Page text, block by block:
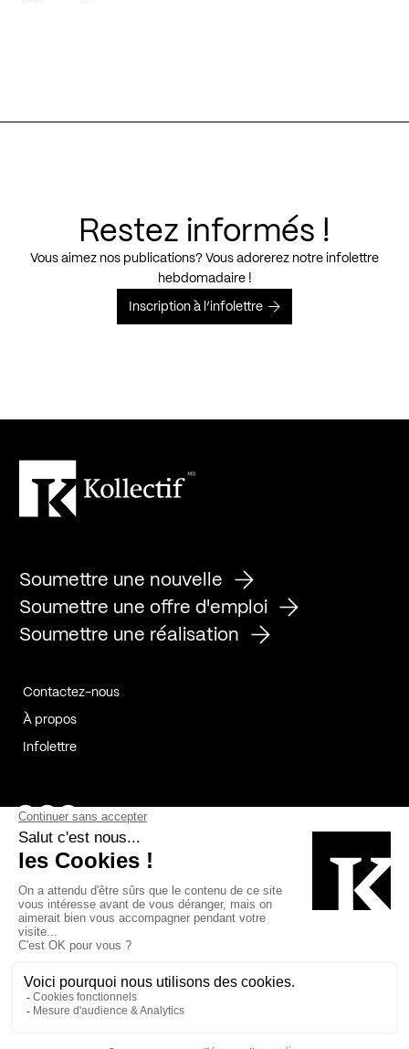
Restez informés !
Vous aimez nos publications? Vous adorerez notre infolettre
hebdomadaire !
Inscription à l’infolettre
Soumettre une nouvelle
Soumettre une offre d'emploi
Soumettre une réalisation
Contactez-nous
À propos
Infolettre
Page Facebook de Kollectif
Page Instagram de Kollectif
Page Linkedin de Kollectif
Bâtiment-Durable-Québec-1
Esquisses-1
MP-1 v2com-1